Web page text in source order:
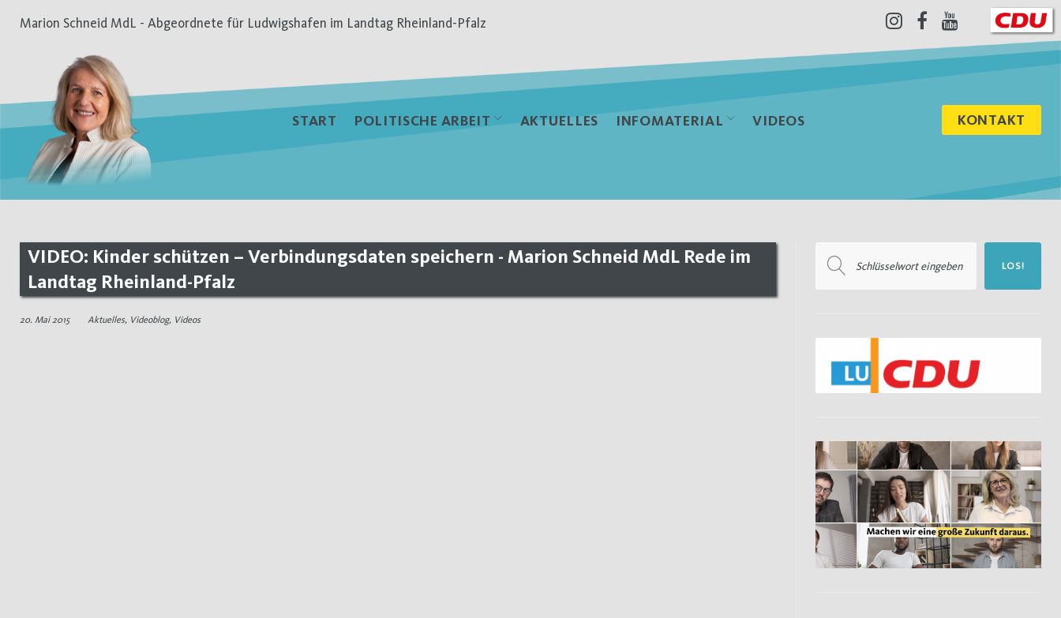
Inhalt
Marion Schneid MdL - Abgeordnete für Ludwigshafen im Landtag Rheinland-Pfalz
Instagram
Facebook
Youtube
START POLITISCHE ARBEIT AKTUELLES INFOMATERIAL VIDEOS KONTAKT
VIDEO: Kinder schützen – Verbindungsdaten speichern - Marion Schneid MdL Rede im
Landtag Rheinland-Pfalz
20. Mai 2015 Aktuelles, Videoblog, Videos
nach:
LOS!